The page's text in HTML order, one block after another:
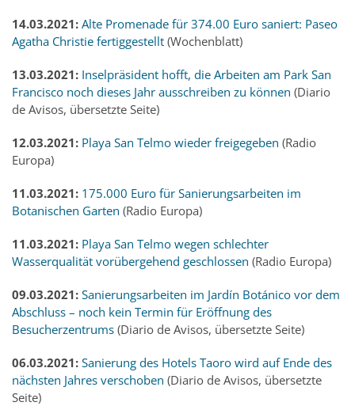
14.03.2021: Alte Promenade für 374.00 Euro saniert: Paseo
Agatha Christie fertiggestellt(Wochenblatt)
13.03.2021: Inselpräsident hofft, die Arbeiten am Park San
Francisco noch dieses Jahr ausschreiben zu können (Diario
de Avisos, übersetzte Seite)
12.03.2021: Playa San Telmo wieder freigegeben (Radio
Europa)
11.03.2021: 175.000 Euro für Sanierungsarbeiten im
Botanischen Garten (Radio Europa)
11.03.2021: Playa San Telmo wegen schlechter
Wasserqualität vorübergehend geschlossen (Radio Europa)
09.03.2021: Sanierungsarbeiten im Jardín Botánico vor dem
Abschluss – noch kein Termin für Eröffnung des
Besucherzentrums(Diario de Avisos, übersetzte Seite)
06.03.2021: Sanierung des Hotels Taoro wird auf Ende des
nächsten Jahres verschoben (Diario de Avisos, übersetzte
Seite)